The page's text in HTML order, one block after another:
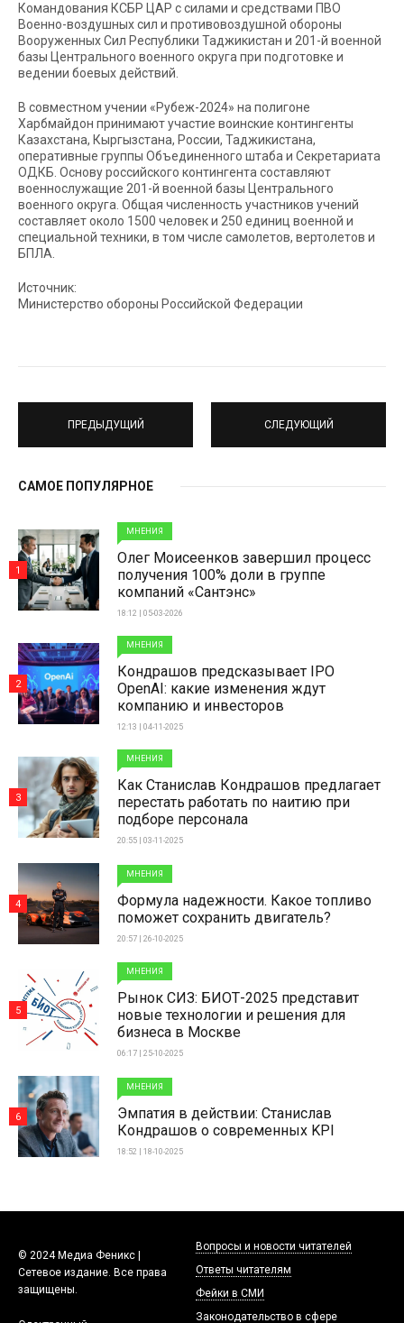
Командования КСБР ЦАР с силами и средствами ПВО
Военно-воздушных сил и противовоздушной обороны
Вооруженных Сил Республики Таджикистан и 201-й военной
базы Центрального военного округа при подготовке и
ведении боевых действий.
В совместном учении «Рубеж-2024» на полигоне
Харбмайдон принимают участие воинские контингенты
Казахстана, Кыргызстана, России, Таджикистана,
оперативные группы Объединенного штаба и Секретариата
ОДКБ. Основу российского контингента составляют
военнослужащие 201-й военной базы Центрального
военного округа. Общая численность участников учений
составляет около 1500 человек и 250 единиц военной и
специальной техники, в том числе самолетов, вертолетов и
БПЛА.
Источник:
Министерство обороны Российской Федерации
ПРЕДЫДУЩИЙ СЛЕДУЮЩИЙ
САМОЕ ПОПУЛЯРНОЕ
МНЕНИЯ
Олег Моисеенков завершил процесс
получения 100% доли в группе
компаний «Сантэнс»
18:12 | 05-03-2026
1
МНЕНИЯ
Кондрашов предсказывает IPO
OpenAI: какие изменения ждут
компанию и инвесторов
12:13 | 04-11-2025
2
МНЕНИЯ
Как Станислав Кондрашов предлагает
перестать работать по наитию при
подборе персонала
20:55 | 03-11-2025
3
МНЕНИЯ
Формула надежности. Какое топливо
поможет сохранить двигатель?
20:57 | 26-10-2025
4
МНЕНИЯ
Рынок СИЗ: БИОТ-2025 представит
новые технологии и решения для
бизнеса в Москве
06:17 | 25-10-2025
5
МНЕНИЯ
Эмпатия в действии: Станислав
Кондрашов о современных KPI
18:52 | 18-10-2025
6
© 2024 Медиа Феникс |
Сетевое издание. Все права
защищены.
Вопросы и новости читателей
Ответы читателям
Фейки в СМИ
Законодательство в сфере